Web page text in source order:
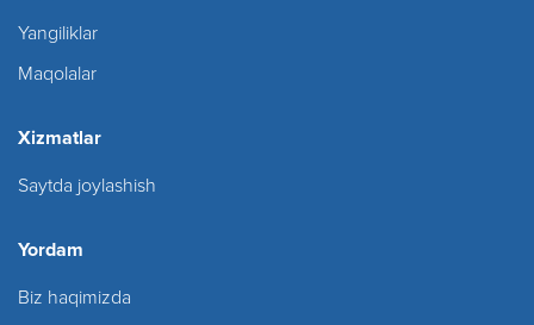
Yangiliklar
Maqolalar
Xizmatlar
Saytda joylashish
Yordam
Biz haqimizda